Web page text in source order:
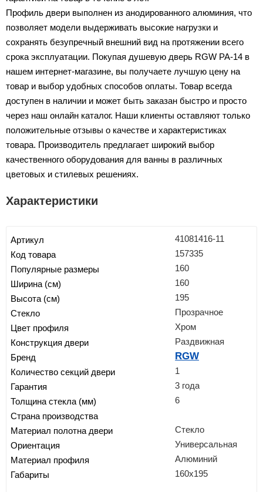
Профиль двери выполнен из анодированного алюминия, что
позволяет модели выдерживать высокие нагрузки и
сохранять безупречный внешний вид на протяжении всего
срока эксплуатации. Покупая душевую дверь RGW PA-14 в
нашем интернет-магазине, вы получаете лучшую цену на
товар и выбор удобных способов оплаты. Товар всегда
доступен в наличии и может быть заказан быстро и просто
через наш онлайн каталог. Наши клиенты оставляют только
положительные отзывы о качестве и характеристиках
товара. Производитель предлагает широкий выбор
качественного оборудования для ванны в различных
цветовых и стилевых решениях.
Характеристики
Артикул 41081416-11
Код товара 157335
Популярные размеры 160
Ширина (см) 160
Высота (см) 195
Стекло Прозрачное
Цвет профиля Хром
Конструкция двери Раздвижная
Бренд RGW
Количество секций двери 1
Гарантия 3 года
Толщина стекла (мм) 6
Страна производства
Материал полотна двери
Стекло
Ориентация Универсальная
Материал профиля Алюминий
Габариты 160х195